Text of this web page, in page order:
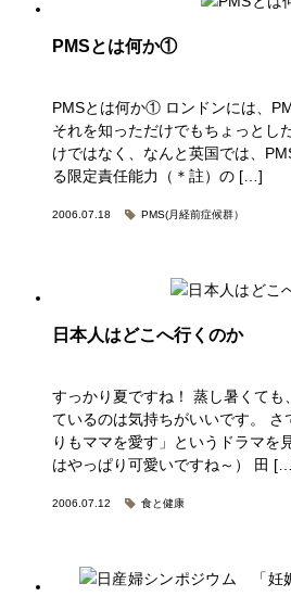
PMSとは何か①
PMSとは何か① ロンドンには、
それを知っただけでもちょっとし
けではなく、なんと英国では、
る限定責任能力（＊註）の […]
2006.07.18 PMS(月経前症候群）
日本人はどこへ行くのか
すっかり夏ですね！ 蒸し暑くても
ているのは気持ちがいいです。 さ
りもママを愛す」というドラマを
はやっぱり可愛いですね～） 田
2006.07.12 食と健康